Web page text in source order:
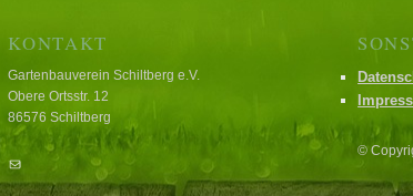
KONTAKT
Gartenbauverein Schiltberg e.V.
Obere Ortsstr. 12
86576 Schiltberg
E-Mail
©